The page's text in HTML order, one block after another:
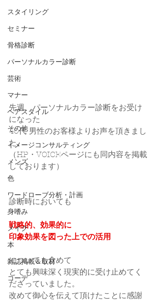
スタイリング
セミナー
骨格診断
パーソナルカラー診断
芸術
マナー
ヘアスタイル
その他
イメージコンサルティング
メンズ
色
ワードローブ分析・計画
身嗜み
メイク
本
雑誌掲載＆取材
コーデ
先週、パーソナルカラー診断をお受け
になった
40代 男性のお客様よりお声を頂きまし
た。
（HP・VOICEページにも同内容を掲載
しております）
診断時においても
戦略的、効果的に
印象効果を図った上での活用
についても含めて
とても興味深く現実的に受け止めてく
ださっていました。
改めて御心を伝えて頂けたことに感謝